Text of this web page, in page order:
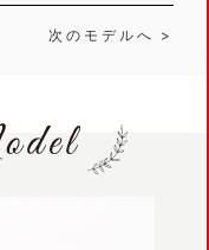
次のモデルへ >